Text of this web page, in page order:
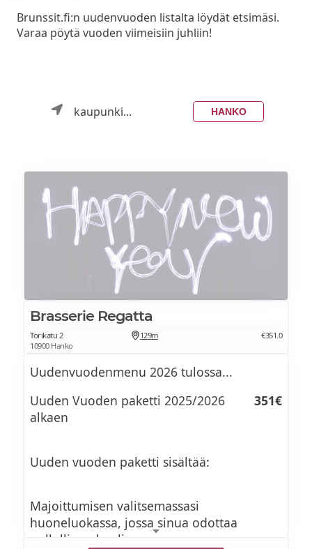
Brunssit.fi:n uudenvuoden listalta löydät etsimäsi.
Varaa pöytä vuoden viimeisiin juhliin!
kaupunki... HANKO
Brasserie Regatta
Torikatu 2
10900 Hanko
129m €351.0
Uudenvuodenmenu 2026 tulossa...
Uuden Vuoden paketti 2025/2026
alkaen
351€
Uuden vuoden paketti sisältää:
Majoittumisen valitsemassasi
huoneluokassa, jossa sinua odottaa
pullollinen kuplivaa